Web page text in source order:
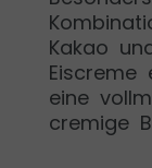
Kakao
Eiscreme
eine
cremige